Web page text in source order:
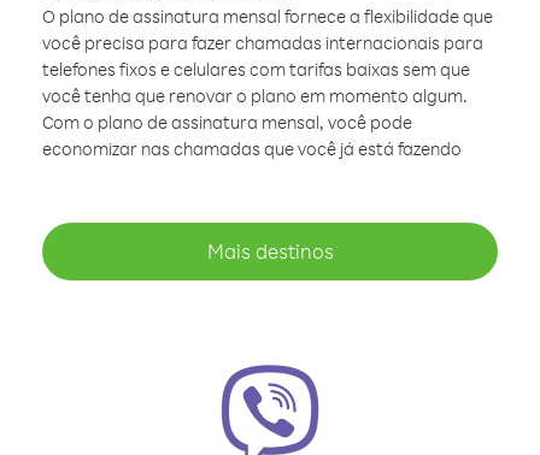
O plano de assinatura mensal fornece a flexibilidade que
você precisa para fazer chamadas internacionais para
telefones fixos e celulares com tarifas baixas sem que
você tenha que renovar o plano em momento algum.
Com o plano de assinatura mensal, você pode
economizar nas chamadas que você já está fazendo
Mais destinos